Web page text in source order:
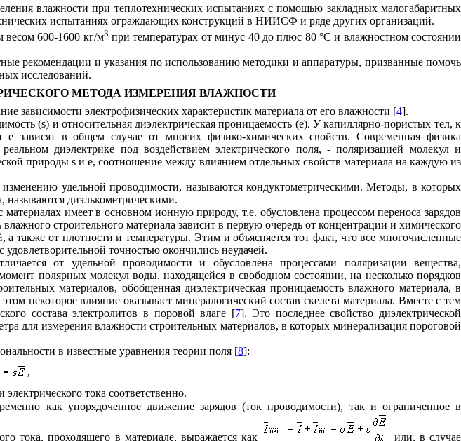
влажности при теплотехнических испытаниях с помощью закладных малогабаритных
испытаниях ограждающих конструкций в НИИСФ и ряде других организаций.
весом 600-1600 кг/м3 при температурах от минус 40 до плюс 80 °С и влажностном состоянии
рекомендации и указания по использованию методики и аппаратуры, призванные помочь
исследований.
МЕТОДА ИЗМЕРЕНИЯ ВЛАЖНОСТИ
зависимости электрофизических характеристик материала от его влажности [4].
(s) и относительная диэлектрическая проницаемость (e). У капиллярно-пористых тел, к
e зависят в общем случае от многих физико-химических свойств. Современная физика
диэлектрике под воздействием электрического поля, - поляризацией молекул и
природыs иe, соотношение между влиянием отдельных свойств материала на каждую из
удельной проводимости, называются кондуктометрическими. Методы, в которых
называются диэлькометрическими.
имеет в основном ионную природу, т.е. обусловлена процессом переноса зарядов
строительного материала зависит в первую очередь от концентрации и химического
также от плотности и температуры. Этим и объясняется тот факт, что все многочисленные
точностью окончились неудачей.
от удельной проводимости и обусловлена процессами поляризации вещества,
полярных молекул воды, находящейся в свободном состоянии, на несколько порядков
материалов, обобщенная диэлектрическая проницаемость влажного материала, в
некоторое влияние оказывает минералогический состав скелета материала. Вместе с тем
состава электролитов в поровой влаге [7]. Это последнее свойство диэлектрической
для измерения влажности строительных материалов, в которых минерализация пороговой
в известные уравнения теории поля [8]:
,
тока соответственно.
как упорядоченное движение зарядов (ток проводимости), так и ограниченное в
тока, проходящего в материале, выражается как
или, в случае